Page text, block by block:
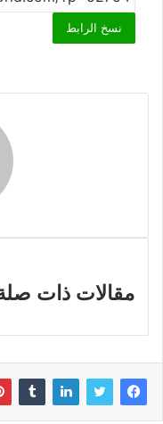
نسخ الرابط
مقالات ذات